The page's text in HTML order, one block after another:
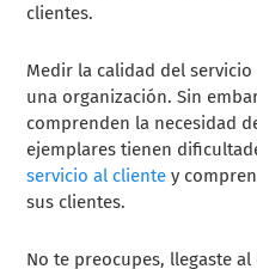
clientes.
Medir la calidad del
una organización. Sin
comprenden la necesidad
ejemplares tienen
servicio al cliente y
sus clientes.
No te preocupes, llegaste